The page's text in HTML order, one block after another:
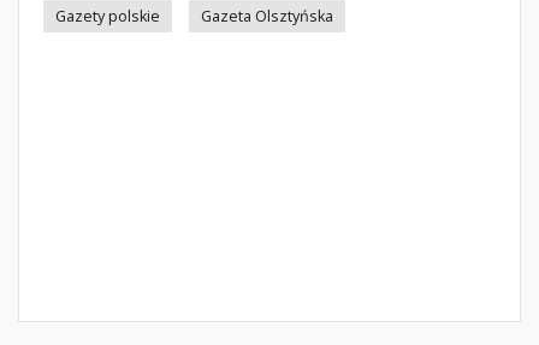
Gazety polskie
Gazeta Olsztyńska